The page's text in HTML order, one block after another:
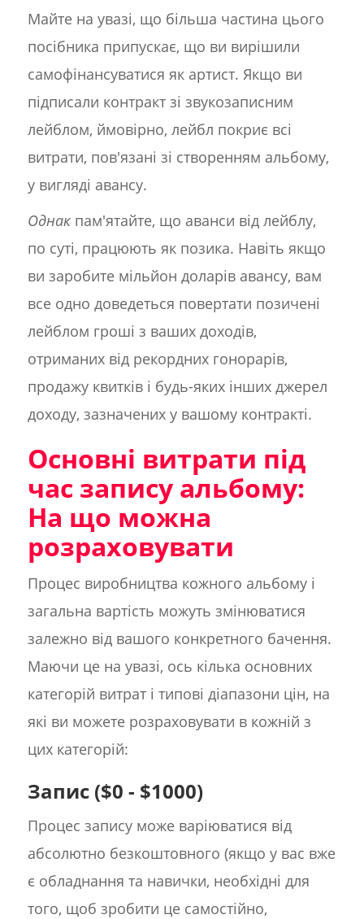
Майте на увазі, що більша частина цього
посібника припускає, що ви вирішили
самофінансуватися як артист. Якщо ви
підписали контракт зі звукозаписним
лейблом, ймовірно, лейбл покриє всі
витрати, пов'язані зі створенням альбому,
у вигляді авансу.
Однакпам'ятайте, що аванси від лейблу,
по суті, працюють як позика. Навіть якщо
ви заробите мільйон доларів авансу, вам
все одно доведеться повертати позичені
лейблом гроші з ваших доходів,
отриманих від рекордних гонорарів,
продажу квитків і будь-яких інших джерел
доходу, зазначених у вашому контракті.
Основні витрати під
час запису альбому:
На що можна
розраховувати
Процес виробництва кожного альбому і
загальна вартість можуть змінюватися
залежно від вашого конкретного бачення.
Маючи це на увазі, ось кілька основних
категорій витрат і типові діапазони цін, на
які ви можете розраховувати в кожній з
цих категорій:
Запис ($0 - $1000)
Процес запису може варіюватися від
абсолютно безкоштовного (якщо у вас вже
є обладнання та навички, необхідні для
того, щоб зробити це самостійно,